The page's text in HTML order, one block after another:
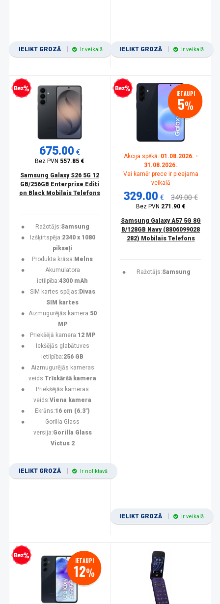
IELIKT GROZĀ Ir veikalā IELIKT GROZĀ Ir veikalā
kredīts
675.00 €
Bez PVN 557.85 €
Samsung Galaxy S26 5G 12
GB/256GB Enterprise Editi
on Black Mobilais Telefons
Ražotājs:Samsung
Izšķirtspēja:2340 x 1080
pikseļi
Produkta krāsa: Melns
Akumulatora
ietilpība:4300 mAh
SIM kartes spējas: Divas
SIM kartes
Aizmugurējās kamera:50
MP
Priekšējā kamera:12 MP
Iekšējās glabātuves
ietilpība:256 GB
Aizmugurējās kameras
veids:Trīskāršā kamera
Priekšējās kameras
veids:Viena kamera
Ekrāns:16 cm (6.3")
Gorilla Glass
versija:Gorilla Glass
Victus 2
IELIKT GROZĀ Ir noliktavā
Bezprocentu kredīts IETAUPI
5%
Akcija spēkā: 01.08.2026. -
31.08.2026.
Vai kamēr prece ir pieejama
veikalā
329.00 € 349.00 €
Bez PVN 271.90 €
Samsung Galaxy A57 5G 8G
B/128GB Navy (8806099028
282) Mobilais Telefons
Ražotājs:Samsung
IELIKT GROZĀ Ir veikalā
kredīts IETAUPI
12%